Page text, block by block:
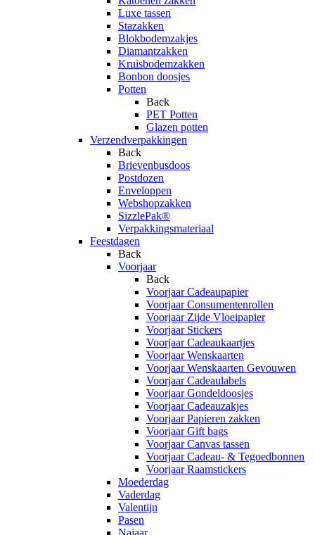
Luxe tassen
Stazakken
Blokbodemzakjes
Diamantzakken
Kruisbodemzakken
Bonbon doosjes
Potten
Back
PET Potten
Glazen potten
Verzendverpakkingen
Back
Brievenbusdoos
Postdozen
Enveloppen
Webshopzakken
SizzlePak®
Verpakkingsmateriaal
Feestdagen
Back
Voorjaar
Back
Voorjaar Cadeaupapier
Voorjaar Consumentenrollen
Voorjaar Zijde Vloeipapier
Voorjaar Stickers
Voorjaar Cadeaukaartjes
Voorjaar Wenskaarten
Voorjaar Wenskaarten Gevouwen
Voorjaar Cadeaulabels
Voorjaar Gondeldoosjes
Voorjaar Cadeauzakjes
Voorjaar Papieren zakken
Voorjaar Gift bags
Voorjaar Canvas tassen
Voorjaar Cadeau- & Tegoedbonnen
Voorjaar Raamstickers
Moederdag
Vaderdag
Valentijn
Pasen
Najaar